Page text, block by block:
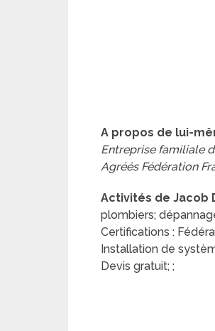
A propos de lui-
Entreprise familiale
Agréés Fédération
Activités de Jacob
plombiers;
Certifications :
Installation de
Devis gratuit; ;